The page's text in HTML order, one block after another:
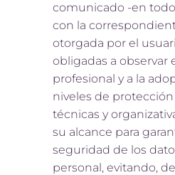
comunicado -en
con la
otorgada por el
obligadas a observar
profesional y a la
niveles de
técnicas y
su alcance para
seguridad de los
personal, evitando,